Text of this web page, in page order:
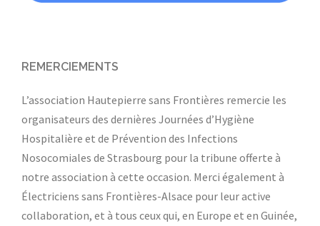
REMERCIEMENTS
L’association Hautepierre sans Frontières remercie les
organisateurs des dernières Journées d’Hygiène
Hospitalière et de Prévention des Infections
Nosocomiales de Strasbourg pour la tribune offerte à
notre association à cette occasion. Merci également à
Électriciens sans Frontières-Alsace pour leur active
collaboration, et à tous ceux qui, en Europe et en Guinée,